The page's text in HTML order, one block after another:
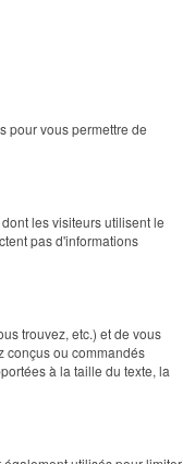
pour vous permettre de
les visiteurs utilisent le
pas d'informations
trouvez, etc.) et de vous
conçus ou commandés
à la taille du texte, la